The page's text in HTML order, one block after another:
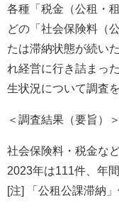
各種「税金（公租・
どの「社会保険料（
たは滞納状態が続い
れ経営に行き詰まっ
生状況について調査
＜調査結果（要旨）＞
社会保険料・税金な
2023年は111件、年
[注] 「公租公課滞納